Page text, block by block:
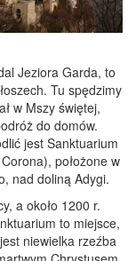
Jeziora Garda, to
Tu spędzimy
w Mszy świętej,
do domów.
jest Sanktuarium
położone w
nad doliną Adygi.
a około 1200 r.
to miejsce,
niewielka rzeźba